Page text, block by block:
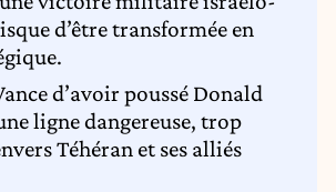
d’être transformée en
d’avoir poussé Donald
ligne dangereuse, trop
Téhéran et ses alliés